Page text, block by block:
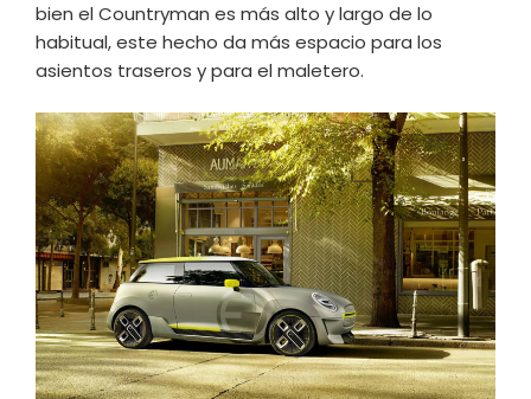
bien el Countryman es más alto y largo de lo
habitual, este hecho da más espacio para los
asientos traseros y para el maletero.